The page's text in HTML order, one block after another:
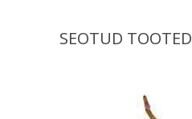
SEOTUD TOOTED